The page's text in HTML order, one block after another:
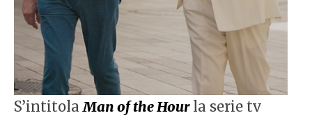
S’intitola Man of the Hourla serie tv